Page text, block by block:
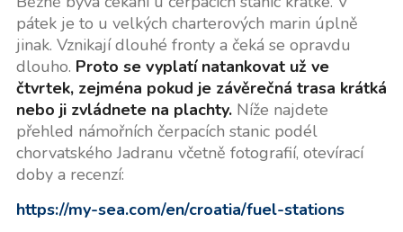
pátek je to u velkých charterových marin úplně
jinak. Vznikají dlouhé fronty a čeká se opravdu
dlouho. Proto se vyplatí natankovat už ve
čtvrtek, zejména pokud je závěrečná trasa krátká
nebo ji zvládnete na plachty. Níže najdete
přehled námořních čerpacích stanic podél
chorvatského Jadranu včetně fotografií, otevírací
doby a recenzí:
https://my-sea.com/en/croatia/fuel-stations